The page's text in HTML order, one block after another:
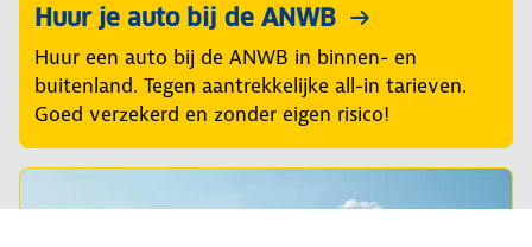
Huur je auto bij de ANWB
Huur een auto bij de ANWB in binnen- en
buitenland. Tegen aantrekkelijke all-in tarieven.
Goed verzekerd en zonder eigen risico!